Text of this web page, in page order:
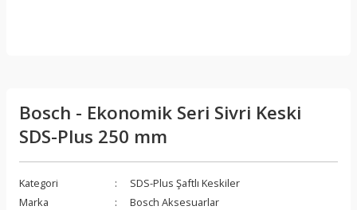
Bosch - Ekonomik Seri Sivri Keski
SDS-Plus 250 mm
Kategori
SDS-Plus Şaftlı Keskiler
Marka
Bosch Aksesuarlar